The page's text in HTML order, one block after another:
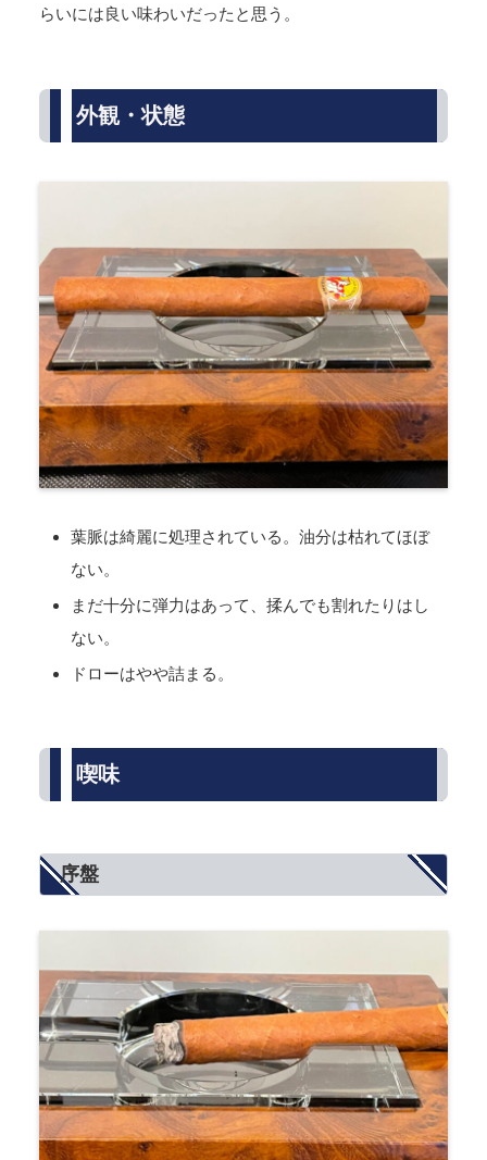
らいには良い味わいだったと思う。
外観・状態
葉脈は綺麗に処理されている。油分は枯れてほぼ
ない。
まだ十分に弾力はあって、揉んでも割れたりはし
ない。
ドローはやや詰まる。
喫味
序盤